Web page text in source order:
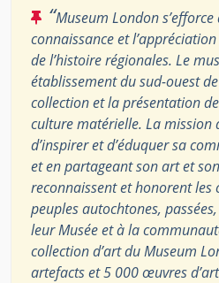
“Museum London
connaissance et
de l’histoire régionales. Le
établissement du sud-ouest
collection et la présentation
culture matérielle. La mission
d’inspirer et d’éduquer sa
et en partageant son art et
reconnaissent et honorent les
peuples autochtones,
leur Musée et à la
collection d’art du Museum
artefacts et 5 000 œuvres